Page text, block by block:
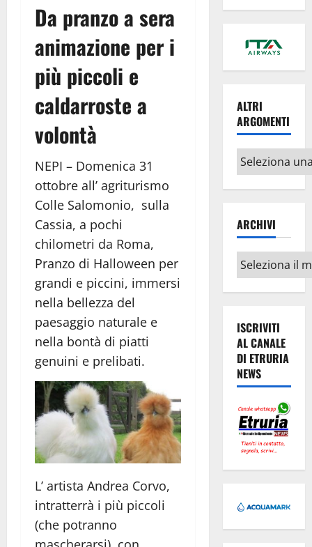
Da pranzo a sera
animazione per i
più piccoli e
caldarroste a
volontà
NEPI – Domenica 31
ottobre all’ agriturismo
Colle Salomonio, sulla
Cassia, a pochi
chilometri da Roma,
Pranzo di Halloween per
grandi e piccini, immersi
nella bellezza del
paesaggio naturale e
nella bontà di piatti
genuini e prelibati.
L’ artista Andrea Corvo,
intratterrà i più piccoli
(che potranno
ALTRI
ARGOMENTI
Altri
argomenti
ARCHIVI
Archivi
ISCRIVITI
AL CANALE
DI ETRURIA
NEWS